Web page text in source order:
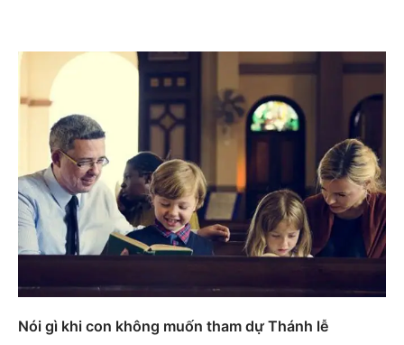
Nói gì khi con không muốn tham dự Thánh lễ